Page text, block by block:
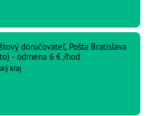
Pošta Bratislava
1 (mestská časť Staré Mesto) - odmena 6 € /hod
kraj